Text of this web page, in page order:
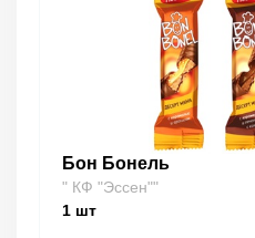
Бон Бонель
" КФ "Эссен""
1 шт